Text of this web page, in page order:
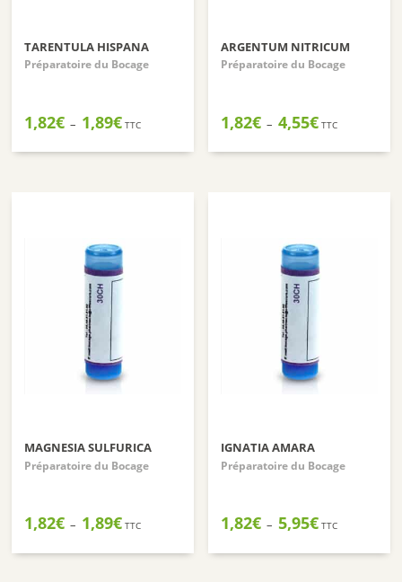
TARENTULA HISPANA
Préparatoire du Bocage
1,82€ – 1,89€Plage
prix :
TTC
ARGENTUM NITRICUM
Préparatoire du Bocage
1,82€ – 4,55€Plage
prix :
TTC
MAGNESIA SULFURICA
Préparatoire du Bocage
1,82€ – 1,89€Plage
prix :
TTC
IGNATIA AMARA
Préparatoire du Bocage
1,82€ – 5,95€Plage
prix :
TTC